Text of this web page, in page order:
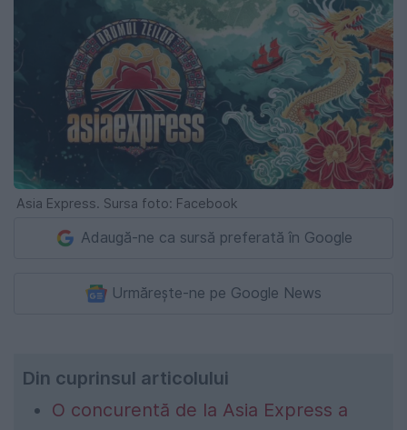
Asia Express. Sursa foto: Facebook
Adaugă-ne ca sursă preferată în Google
Urmărește-ne pe Google News
Din cuprinsul articolului
O concurentă de la Asia Express a